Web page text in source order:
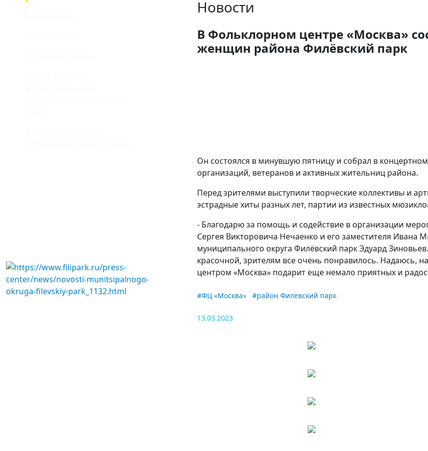
Новости
В Фольклорном центре «Москва»
женщин района Филёвский парк
Он состоялся в минувшую пятницу и собрал в
организаций, ветеранов и активных жительниц района.
Перед зрителями выступили творческие коллективы и
эстрадные хиты разных лет, партии из известных
- Благодарю за помощь и содействие в организации
Сергея Викторовича Нечаенко и его заместителя Ивана
муниципального округа Филёвский парк Эдуард
красочной, зрителям все очень понравилось. Надаюсь,
центром «Москва» подарит еще немало приятных и
#ФЦ «Москва» #район Филёвский парк
13.03.2023